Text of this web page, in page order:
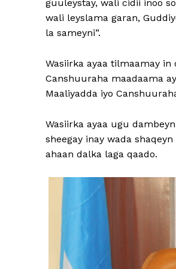
guuleystay, wali cidii inoo
wali leyslama garan,
la sameyni”.
Wasiirka ayaa tilmaamay
Canshuuraha maadaama
Maaliyadda iyo
Wasiirka ayaa ugu
sheegay inay wada
ahaan dalka laga qaado.